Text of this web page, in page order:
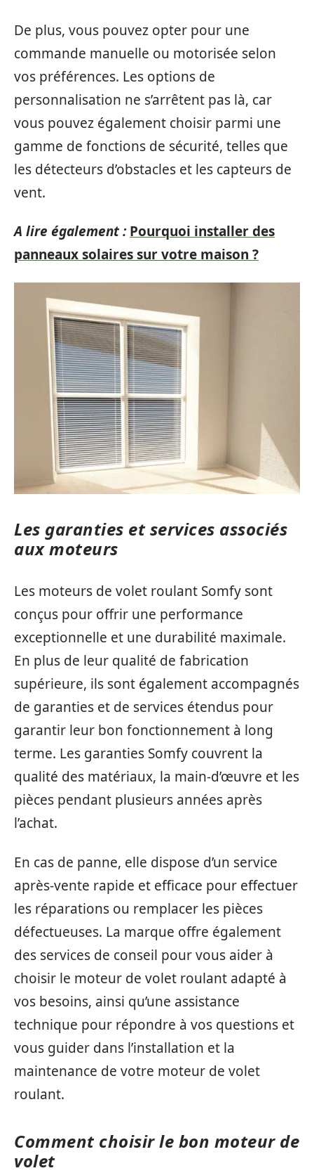
De plus, vous pouvez opter pour une
commande manuelle ou motorisée selon
vos préférences. Les options de
personnalisation ne s’arrêtent pas là, car
vous pouvez également choisir parmi une
gamme de fonctions de sécurité, telles que
les détecteurs d’obstacles et les capteurs de
vent.
A lire également : Pourquoi installer des
panneaux solaires sur votre maison ?
Les garanties et services associés
aux moteurs
Les moteurs de volet roulant Somfy sont
conçus pour offrir une performance
exceptionnelle et une durabilité maximale.
En plus de leur qualité de fabrication
supérieure, ils sont également accompagnés
de garanties et de services étendus pour
garantir leur bon fonctionnement à long
terme. Les garanties Somfy couvrent la
qualité des matériaux, la main-d’œuvre et les
pièces pendant plusieurs années après
l’achat.
En cas de panne, elle dispose d’un service
après-vente rapide et efficace pour effectuer
les réparations ou remplacer les pièces
défectueuses. La marque offre également
des services de conseil pour vous aider à
choisir le moteur de volet roulant adapté à
vos besoins, ainsi qu’une assistance
technique pour répondre à vos questions et
vous guider dans l’installation et la
maintenance de votre moteur de volet
roulant.
Comment choisir le bon moteur de
volet